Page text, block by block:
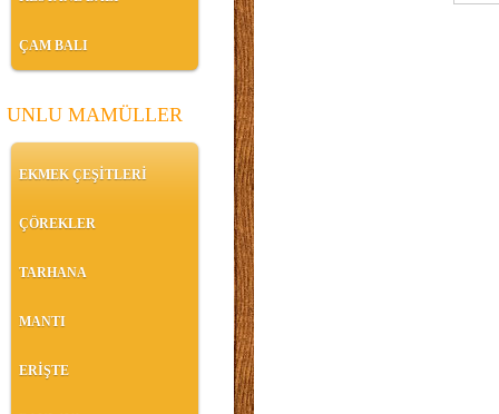
ÇAM BALI
UNLU MAMÜLLER
EKMEK ÇEŞİTLERİ
ÇÖREKLER
TARHANA
MANTI
ERİŞTE